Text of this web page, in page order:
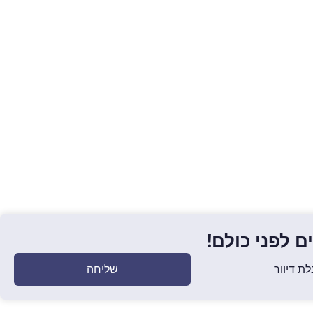
לפני כולם!
דיוור שליחה